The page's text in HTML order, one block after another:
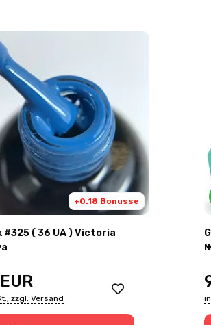
+0.18 Bonusse
EUR
zzgl. Versand